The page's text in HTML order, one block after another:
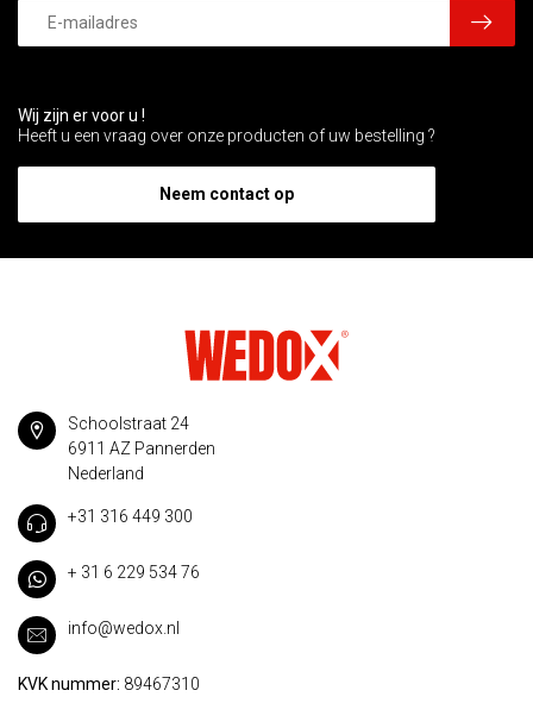
Wij zijn er voor u !
Heeft u een vraag over onze producten of uw bestelling ?
Neem contact op
Schoolstraat 24
6911 AZ Pannerden
Nederland
+31 316 449 300
+ 31 6 229 534 76
info@wedox.nl
KVK nummer: 89467310